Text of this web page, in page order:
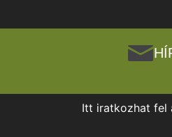
Itt iratkozhat fel